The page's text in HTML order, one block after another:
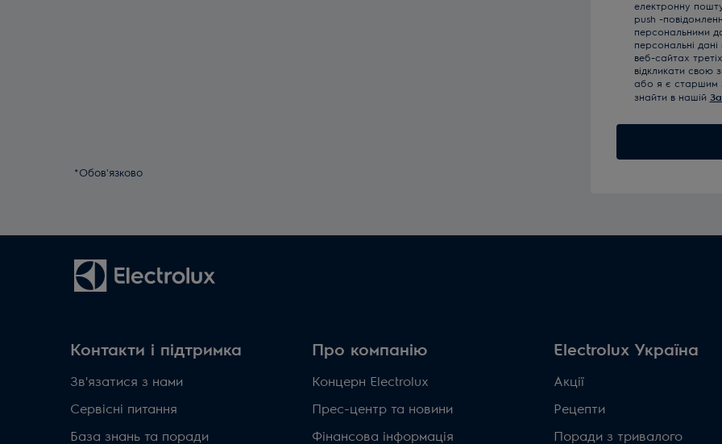
*Обов'язково
електронну
push -
персональними
персональні
веб-сайтах
відкликати свою
або я є старшим
знайти в нашій
Контакти і підтримка
Зв'язатися з нами
Сервісні питання
База знань та поради
Про компанію
Концерн Electrolux
Прес-центр та новини
Фінансова інформація
Electrolux Україна
Акції
Рецепти
Поради з тривалого